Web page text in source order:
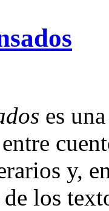
es
y,
los